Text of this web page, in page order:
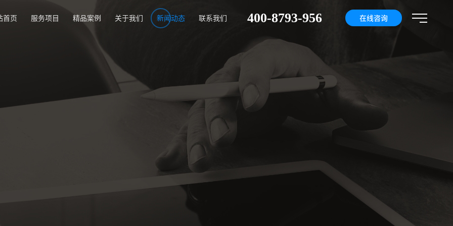
首页 服务项目 精品案例 关于我们 新闻动态 联系我们 400-8793-956 在线咨询